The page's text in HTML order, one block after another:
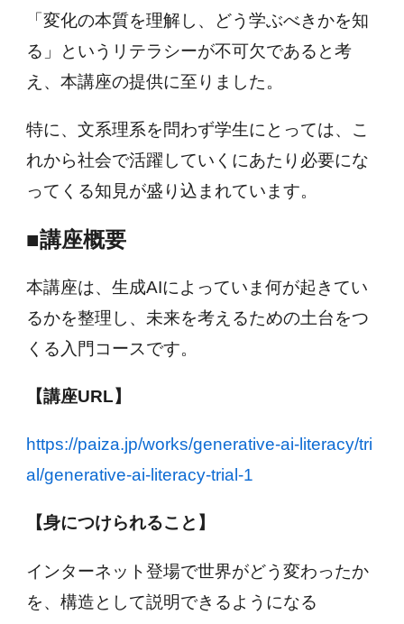
「変化の本質を理解し、どう学ぶべきかを知
る」というリテラシーが不可欠であると考
え、本講座の提供に至りました。
特に、文系理系を問わず学生にとっては、こ
れから社会で活躍していくにあたり必要にな
ってくる知見が盛り込まれています。
■講座概要
本講座は、生成AIによっていま何が起きてい
るかを整理し、未来を考えるための土台をつ
くる入門コースです。
【講座URL】
https://paiza.jp/works/generative-ai-literacy/tri
al/generative-ai-literacy-trial-1
【身につけられること】
インターネット登場で世界がどう変わったか
を、構造として説明できるようになる